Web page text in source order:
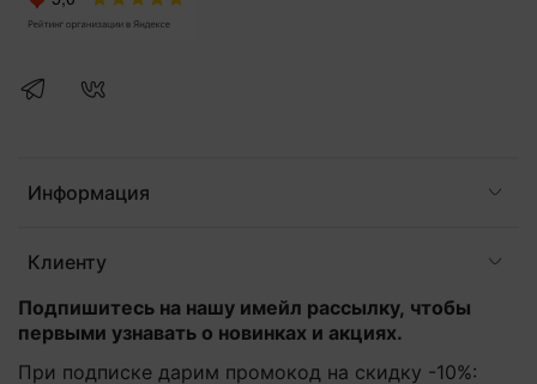
Информация
Клиенту
Подпишитесь на нашу имейл рассылку, чтобы
первыми узнавать о новинках и акциях.
При подписке дарим промокод на скидку -10%: